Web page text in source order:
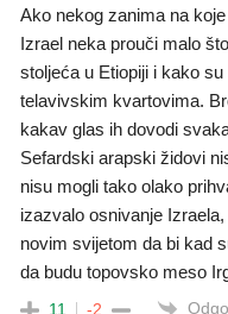
Ako nekog zanima na
Izrael neka prouči malo
stoljeća u Etiopiji i kako su
telavivskim kvartovima.
kakav glas ih dovodi
Sefardski arapski židovi
nisu mogli tako olako
izazvalo osnivanje
novim svijetom da bi kad
da budu topovsko meso
11 -2